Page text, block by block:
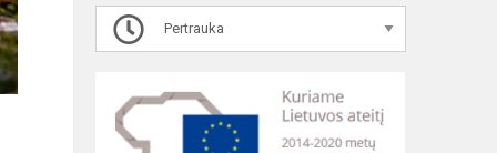
Pertrauka